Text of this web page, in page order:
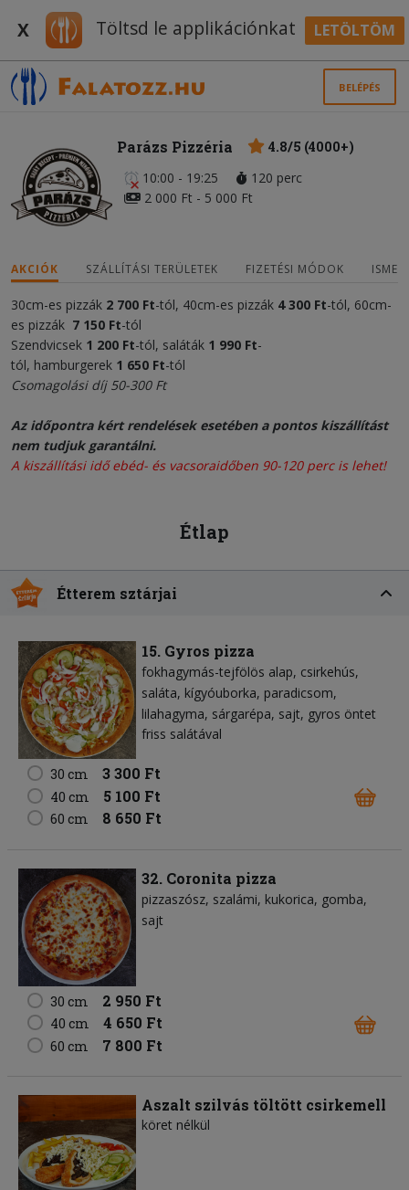
X Töltsd le applikációnkat LETÖLTÖM
BELÉPÉS
Parázs Pizzéria
4.8/5 (4000+)
10:00 - 19:25
120 perc
2 000 Ft - 5 000 Ft
AKCIÓK SZÁLLÍTÁSI TERÜLETEK FIZETÉSI MÓDOK
30cm-es pizzák 2 700 Ft-tól, 40cm-es pizzák 4 300 Ft-tól, 60cm-
es pizzák 7 150 Ft-tól
Szendvicsek 1 200 Ft-tól, saláták 1 990 Ft-
tól, hamburgerek 1 650 Ft-tól
Csomagolási díj 50-300 Ft
Az időpontra kért rendelések esetében a pontos kiszállítást
nem tudjuk garantálni.
A kiszállítási idő ebéd- és vacsoraidőben 90-120 perc is lehet!
Étlap
Étterem sztárjai
15. Gyros pizza
fokhagymás-tejfölös alap csirkehús
saláta kígyóuborka paradicsom
lilahagyma sárgarépa sajt gyros öntet
friss salátával
30 cm 3 300 Ft
40 cm 5 100 Ft
60 cm 8 650 Ft
32. Coronita pizza
pizzaszósz szalámi kukorica gomba
sajt
30 cm 2 950 Ft
40 cm 4 650 Ft
60 cm 7 800 Ft
Aszalt szilvás töltött csirkemell
köret nélkül